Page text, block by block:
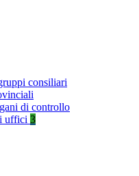
consiliari
di controllo
uffici 3